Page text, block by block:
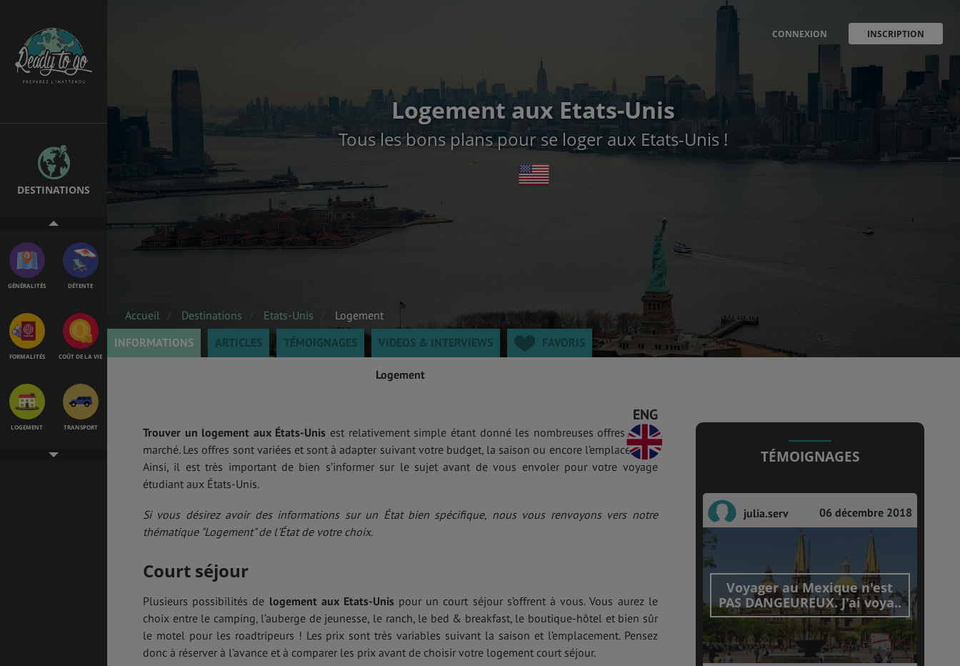
DESTINATIONS
EMPLOIS &
STAGES
BONS PLANS
GÉNÉRALITÉS DÉTENTE
FORMALITÉS COÛT DE LA VIE
LOGEMENT TRANSPORT
CONNEXION INSCRIPTION
Logement aux Etats-Unis
Tous les bons plans pour se loger aux Etats-Unis !
Accueil Destinations Etats-Unis
Logement
INFORMATIONS
ARTICLES TÉMOIGNAGES VIDEOS & INTERVIEWS FAVORIS
Logement
ENG
Trouver un logement aux États-Unis est relativement simple étant donné les nombreuses offres sur le
marché. Les offres sont variées et sont à adapter suivant votre budget, la saison ou encore l’emplacement.
Ainsi, il est très important de bien s’informer sur le sujet avant de vous envoler pour votre voyage
étudiant aux États-Unis.
Si vous désirez avoir des informations sur un État bien spécifique, nous vous renvoyons vers notre
thématique "Logement" de l'État de votre choix.
Court séjour
Plusieurs possibilités de logement aux Etats-Unispour un court séjour s’offrent à vous. Vous aurez le
choix entre le camping, l’auberge de jeunesse, le ranch, le bed & breakfast, le boutique-hôtel et bien sûr
le motel pour les roadtripeurs ! Les prix sont très variables suivant la saison et l’emplacement. Pensez
donc à réserver à l’avance et à comparer les prix avant de choisir votre logement court séjour.
TÉMOIGNAGES
julia.serv 06 décembre 2018
Voyager au Mexique n'est
PAS DANGEUREUX. J'ai voya..